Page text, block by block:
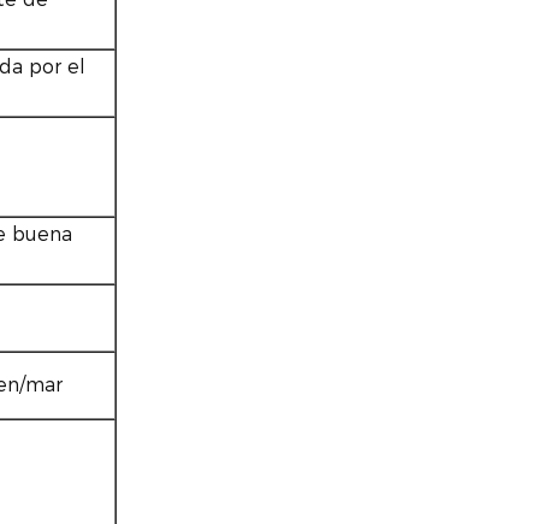
por el
buena
mar